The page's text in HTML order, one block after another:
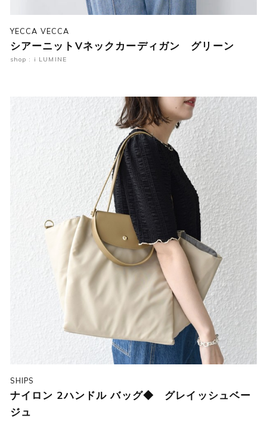
YECCA VECCA
シアーニットVネックカーディガン グリーン
shop : i LUMINE
SHIPS
ナイロン 2ハンドル バッグ◆ グレイッシュベー
ジュ